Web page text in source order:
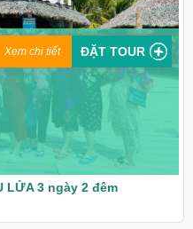
Xem chi tiết ĐẶT TOUR
LỬA 3 ngày 2 đêm